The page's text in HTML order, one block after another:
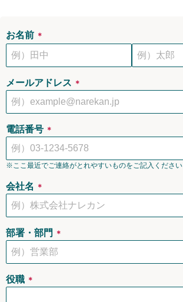
お名前 ＊
メールアドレス ＊
電話番号 ＊
※ここ最近でご連絡がとれやすいものをご記入ください
会社名 ＊
部署・部門 ＊
役職 ＊